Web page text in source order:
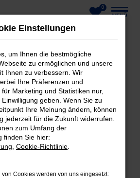
0
MENÜ
ERROR
Fehler aufgetreten.
Tipps, die dir helfen können:
Firewall und deine
zum Beispiel deine
Einstellungen
um Ihnen die bestmögliche
zu ermöglichen und unsere
Ihnen zu verbessern. Wir
Ihre Präferenzen und
Marketing und Statistiken nur,
geben. Wenn Sie zu
Ihre Meinung ändern, können
jederzeit für die Zukunft widerrufen.
zum Umfang der
finden Sie hier:
Cookie-Richtlinie
von Cookies werden von uns eingesetzt: